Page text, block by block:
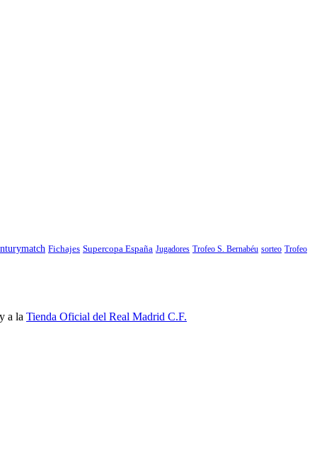
Fichajes Supercopa España Jugadores Trofeo S. Bernabéu sorteo Trofeo
a la Tienda Oficial del Real Madrid C.F.